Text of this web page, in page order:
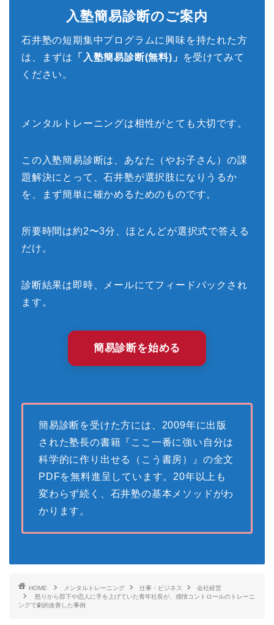
入塾簡易診断のご案内
石井塾の短期集中プログラムに興味を持たれた方
は、まずは
「入塾簡易診断(無料)」
を受けてみて
ください。
メンタルトレーニングは相性がとても大切です。
この入塾簡易診断は、あなた（やお子さん）の課
題解決にとって、石井塾が選択肢になりうるか
を、まず簡単に確かめるためのものです。
所要時間は約2〜3分、ほとんどが選択式で答える
だけ。
診断結果は即時、メールにてフィードバックされ
ます。
簡易診断を始める
簡易診断を受けた方には、2009年に出版
された塾長の書籍『ここ一番に強い自分は
科学的に作り出せる（こう書房）』の全文
PDFを無料進呈しています。20年以上も
変わらず続く、石井塾の基本メソッドがわ
かります。
HOME メンタルトレーニング 仕事・ビジネス
会社経営
怒りから部下や恋人に手を上げていた青年社長が、感情コントロールのトレーニ
ングで劇的改善した事例